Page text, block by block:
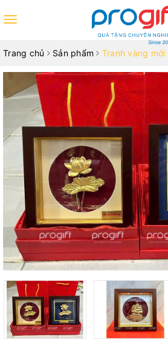
Toggle
Trang chủ Sản phẩm Tranh vàng mới